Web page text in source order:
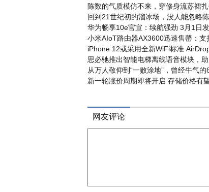
陈数的气质模仿不来，穿修身流苏裙
回到21世纪初的溜冰场，没人能忽略
华为畅享10e官宣：续航强劲 3月1日
小米AIoT路由器AX3600迅速售罄：
iPhone 12或采用全新WiFi标准
思必驰推出智能电梯离线语音模块，
从万人敬仰到“一败涂地”，曾经牛气
新一轮涨价周期即将开启 存储价格有
网友评论